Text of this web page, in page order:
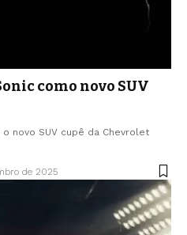
como novo SUV
novo SUV cupê da Chevrolet
de 2025